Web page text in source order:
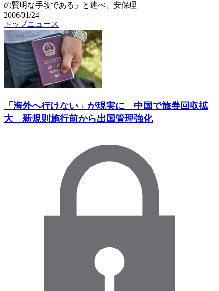
の賢明な手段である」と述べ、安保理
2006/01/24
トップニュース
「海外へ行けない」が現実に 中国で旅券回収拡
大 新規則施行前から出国管理強化